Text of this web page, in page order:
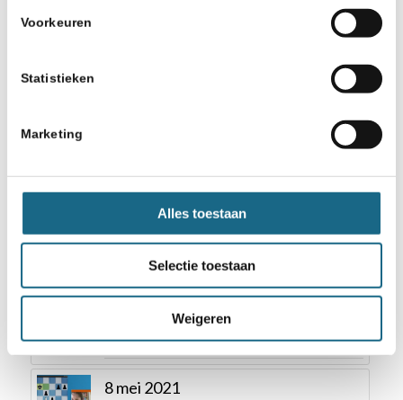
Voorkeuren
Statistieken
Marketing
Alles toestaan
Selectie toestaan
Weigeren
Schoolschaken Rotterdam bij
1e Kwalificatie NJSK 2020 is op
21-22 september in Arnhem
13 juni 2018
2e NK Studenten op Science
Park Schaaktoernooi 2018
8 mei 2021